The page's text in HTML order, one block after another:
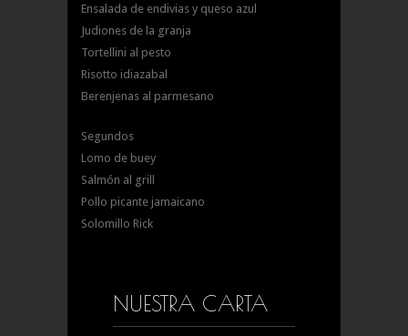
Ensalada de endivias y queso azul
Judiones de la granja
Tortellini al pesto
Risotto idiazabal
Berenjenas al parmesano
Segundos
Lomo de buey
Salmón al grill
Pollo picante jamaicano
Solomillo Rick
NUESTRA CARTA